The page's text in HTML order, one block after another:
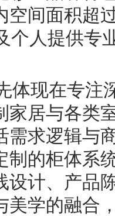
空间面积超
个人提供专
体现在专注
家居与各类
需求逻辑与
制的柜体系
设计、产品
美学的融合